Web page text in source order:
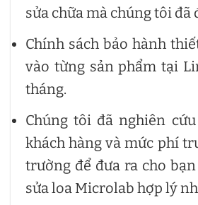
sửa chữa mà chúng tôi đã
Chính sách bảo hành
vào từng sản phẩm tại
tháng.
Chúng tôi đã nghiên
khách hàng và mức phí
trường để đưa ra cho
sửa loa Microlab hợp lý